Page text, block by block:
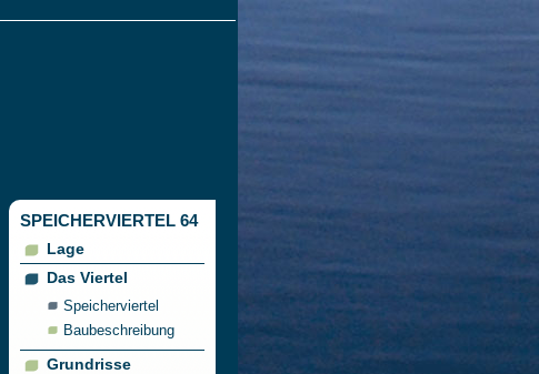
SPEICHERVIERTEL 64
Lage
Das Viertel
Speicherviertel
Baubeschreibung
Grundrisse